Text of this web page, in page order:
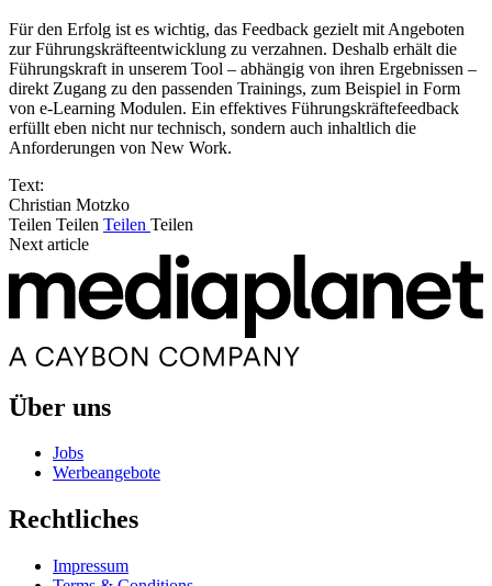
Für den Erfolg ist es wichtig, das Feedback gezielt mit Angeboten
zur Führungskräfteentwicklung zu verzahnen. Deshalb erhält die
Führungskraft in unserem Tool – abhängig von ihren Ergebnissen –
direkt Zugang zu den passenden Trainings, zum Beispiel in Form
von e-Learning Modulen. Ein effektives Führungskräftefeedback
erfüllt eben nicht nur technisch, sondern auch inhaltlich die
Anforderungen von New Work.
Text:
Christian Motzko
Teilen Teilen Teilen Teilen
Next article
Über uns
Jobs
Werbeangebote
Rechtliches
Impressum